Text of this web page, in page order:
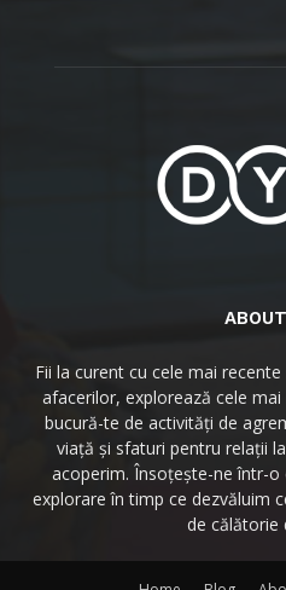
Fii la curent cu cele mai
afacerilor, explorează cele
bucură-te de activități de
viață și sfaturi pentru relații
acoperim. Însoțește-ne într-o
explorare în timp ce dezvăluim
de călătorie